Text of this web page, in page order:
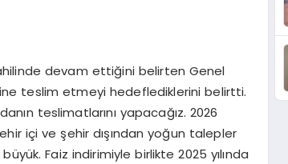
devam ettiğini belirten Genel
teslim etmeyi hedeflediklerini belirtti.
teslimatlarını yapacağız. 2026
içi ve şehir dışından yoğun talepler
Faiz indirimiyle birlikte 2025 yılında